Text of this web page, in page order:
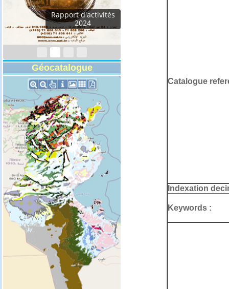
Programmes
Techniques 2026
Géocatalogue
Catalogue
Indexation
Keywords :